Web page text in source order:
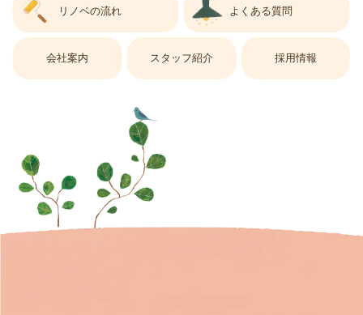
リノベの流れ よくある質問
会社案内 スタッフ紹介 採用情報